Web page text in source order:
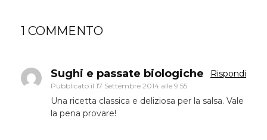
1 COMMENTO
Sughi e passate biologiche
Pubblicato il 17 Settembre 2014 alle 9:55
Rispondi
Una ricetta classica e deliziosa per la salsa. Vale
la pena provare!